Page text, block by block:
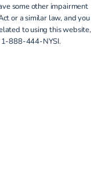
some other impairment
or a similar law, and you
to using this website,
1-888-444-NYSI.